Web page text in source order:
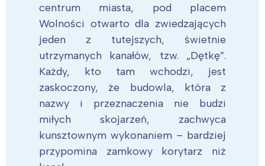
centrum miasta, pod placem
Wolności otwarto dla zwiedzających
jeden z tutejszych, świetnie
utrzymanych kanałów, tzw. „Dętkę”.
Każdy, kto tam wchodzi, jest
zaskoczony, że budowla, która z
nazwy i przeznaczenia nie budzi
miłych skojarzeń, zachwyca
kunsztownym wykonaniem – bardziej
przypomina zamkowy korytarz niż